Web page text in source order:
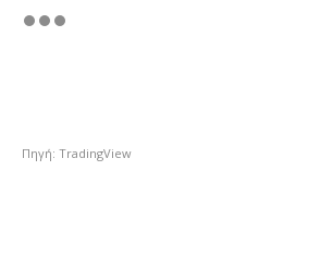
Πηγή: TradingView